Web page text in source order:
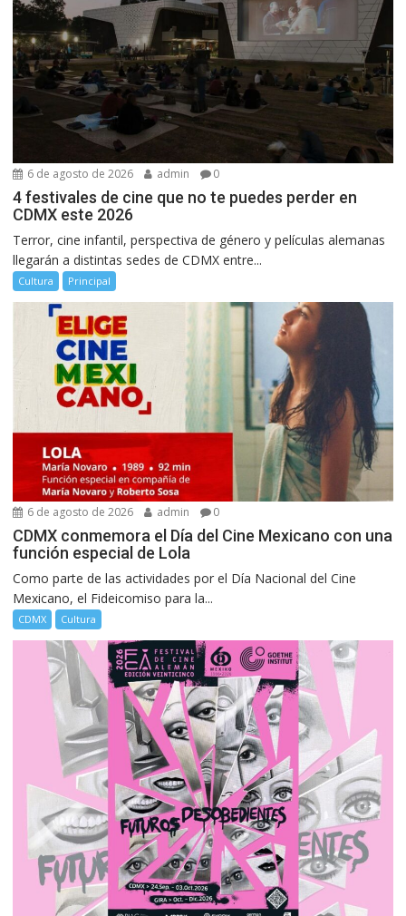
6 de agosto de 2026 admin 0
4 festivales de cine que no te puedes perder en
CDMX este 2026
Terror, cine infantil, perspectiva de género y películas alemanas
llegarán a distintas sedes de CDMX entre...
Cultura Principal
6 de agosto de 2026 admin 0
CDMX conmemora el Día del Cine Mexicano con una
función especial de Lola
Como parte de las actividades por el Día Nacional del Cine
Mexicano, el Fideicomiso para la...
CDMX Cultura